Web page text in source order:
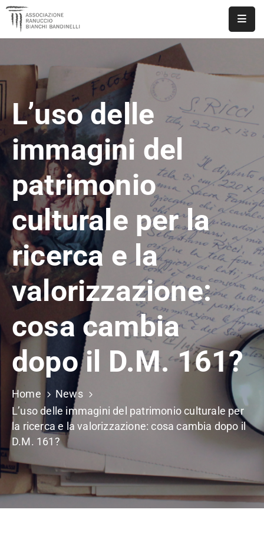
NOTIZIE
DOCUMENTI
EVENTI
PUBBLICAZIONI
CONTATTI
L’uso delle
immagini del
patrimonio
culturale per la
ricerca e la
valorizzazione:
cosa cambia
dopo il D.M. 161?
Home
News
L’uso delle immagini del patrimonio culturale per
la ricerca e la valorizzazione: cosa cambia dopo il
D.M. 161?